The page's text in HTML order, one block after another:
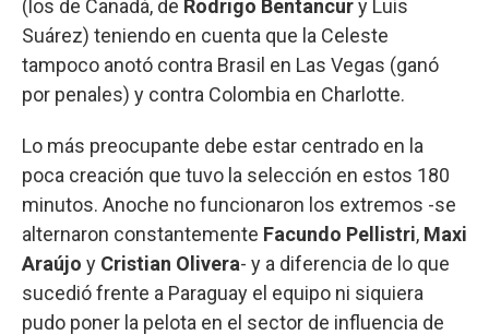
(los de Canadá, de Rodrigo Bentancury Luis
Suárez) teniendo en cuenta que la Celeste
tampoco anotó contra Brasil en Las Vegas (ganó
por penales) y contra Colombia en Charlotte.
Lo más preocupante debe estar centrado en la
poca creación que tuvo la selección en estos 180
minutos. Anoche no funcionaron los extremos -se
alternaron constantemente Facundo Pellistri, Maxi
Araújo y Cristian Olivera- y a diferencia de lo que
sucedió frente a Paraguay el equipo ni siquiera
pudo poner la pelota en el sector de influencia de